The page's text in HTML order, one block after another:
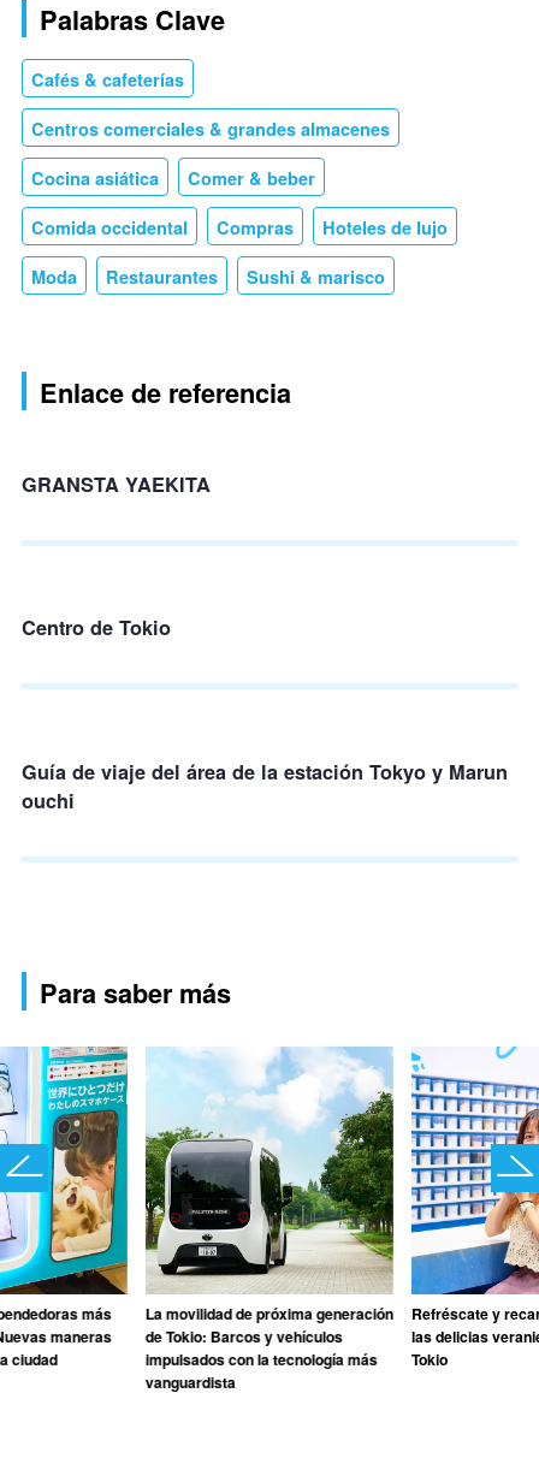
Palabras Clave
Cafés & cafeterías
Centros comerciales & grandes almacenes
Cocina asiática Comer & beber
Comida occidental Compras Hoteles de lujo
Moda Restaurantes Sushi & marisco
Enlace de referencia
GRANSTA YAEKITA
Centro de Tokio
Guía de viaje del área de la estación Tokyo y Marun
ouchi
Para saber más
más
maneras
ciudad
La movilidad de próxima generación
de Tokio: Barcos y vehículos
impulsados con la tecnología más
vanguardista
Refréscate y
las delicias
Tokio